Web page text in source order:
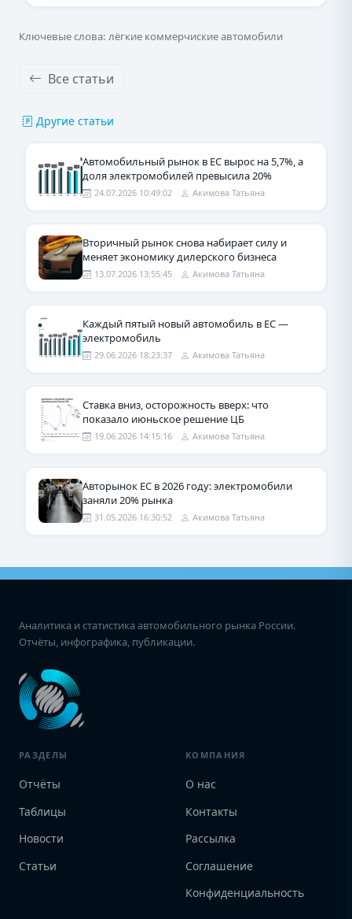
Ключевые слова: лёгкие коммерчиские автомобили
Все статьи
Другие статьи
Автомобильный рынок в ЕС вырос на 5,7%, а
доля электромобилей превысила 20%
24.07.2026 10:49:02 Акимова Татьяна
Вторичный рынок снова набирает силу и
меняет экономику дилерского бизнеса
13.07.2026 13:55:45 Акимова Татьяна
Каждый пятый новый автомобиль в ЕС —
электромобиль
29.06.2026 18:23:37 Акимова Татьяна
Ставка вниз, осторожность вверх: что
показало июньское решение ЦБ
19.06.2026 14:15:16 Акимова Татьяна
Авторынок ЕС в 2026 году: электромобили
заняли 20% рынка
31.05.2026 16:30:52 Акимова Татьяна
Аналитика и статистика автомобильного рынка России.
Отчёты, инфографика, публикации.
РАЗДЕЛЫ
Отчёты
Таблицы
Новости
Статьи
КОМПАНИЯ
О нас
Контакты
Рассылка
Соглашение
Конфиденциальность